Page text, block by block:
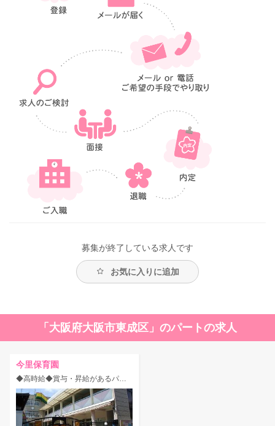
募集が終了している求人です
お気に入りに追加
「大阪府大阪市東成区」のパートの求人
今里保育園
◆高時給◆賞与・昇給があるパート求人◎人間関係・定着率が良い、歴史ある認可園！